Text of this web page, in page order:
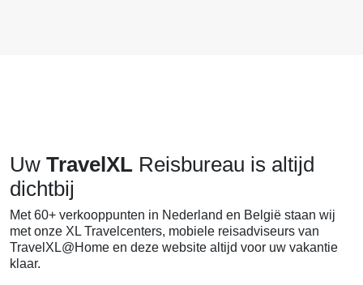
Uw TravelXL Reisbureau is altijd
dichtbij
Met 60+ verkooppunten in Nederland en België staan wij
met onze XL Travelcenters, mobiele reisadviseurs van
TravelXL@Home en deze website altijd voor uw vakantie
klaar.